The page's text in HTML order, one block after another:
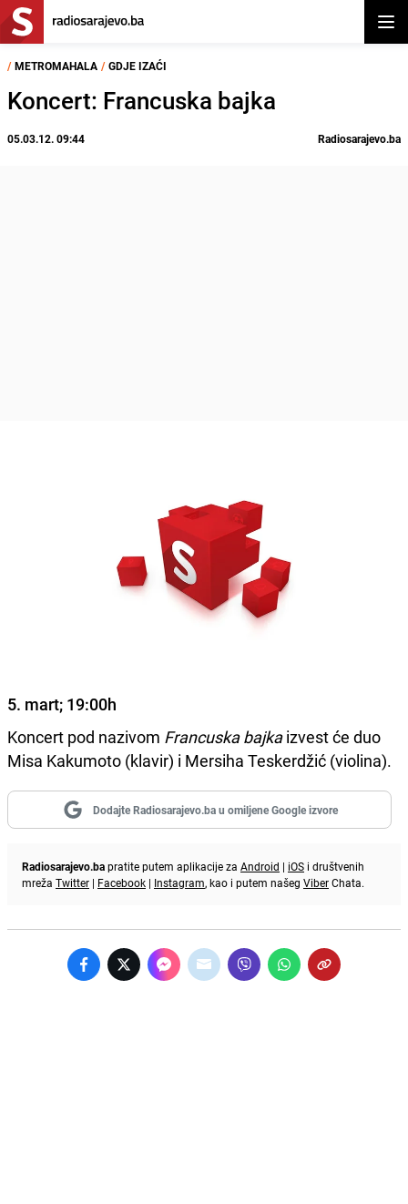
/ METROMAHALA / GDJE IZAĆI
Koncert: Francuska bajka
05.03.12. 09:44 Radiosarajevo.ba
5. mart; 19:00h
Koncert pod nazivom Francuska bajkaizvest će duo
Misa Kakumoto (klavir) i Mersiha Teskerdžić (violina).
Dodajte Radiosarajevo.ba u omiljene Google izvore
Radiosarajevo.bapratite putem aplikacije za Android | iOS i društvenih
mreža Twitter | Facebook | Instagram, kao i putem našeg ViberChata.